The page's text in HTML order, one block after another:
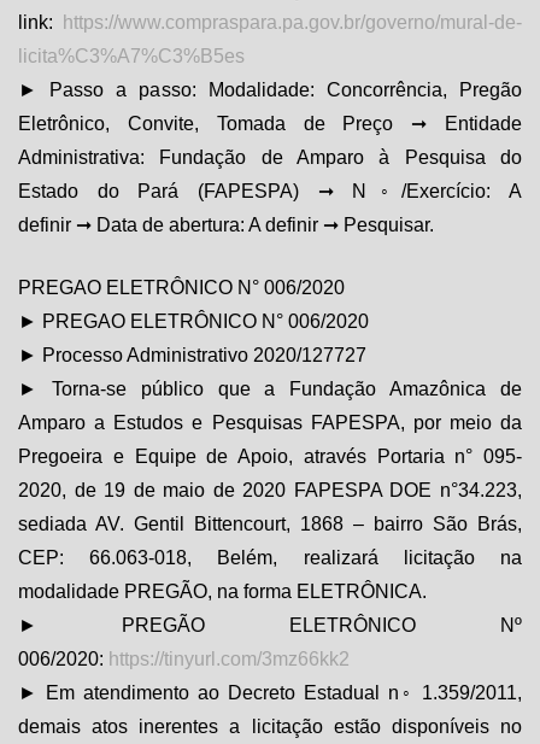
link:
https://www.compraspara.pa.gov.br/governo/mural-de-
licita%C3%A7%C3%B5es
► Passo a passo: Modalidade: Concorrência, Pregão
Eletrônico, Convite, Tomada de Preço ➞ Entidade
Administrativa: Fundação de Amparo à Pesquisa do
Estado do Pará (FAPESPA) ➞ N◦/Exercício: A
definir ➞ Data de abertura: A definir ➞ Pesquisar.
PREGAO ELETRÔNICO N° 006/2020
► PREGAO ELETRÔNICO N° 006/2020
► Processo Administrativo 2020/127727
► Torna-se público que a Fundação Amazônica de
Amparo a Estudos e Pesquisas FAPESPA, por meio da
Pregoeira e Equipe de Apoio, através Portaria n° 095-
2020, de 19 de maio de 2020 FAPESPA DOE n°34.223,
sediada AV. Gentil Bittencourt, 1868 – bairro São Brás,
CEP: 66.063-018, Belém, realizará licitação na
modalidade PREGÃO, na forma ELETRÔNICA.
► PREGÃO ELETRÔNICO Nº
006/2020: https://tinyurl.com/3mz66kk2
► Em atendimento ao Decreto Estadual n◦ 1.359/2011,
demais atos inerentes a licitação estão disponíveis no